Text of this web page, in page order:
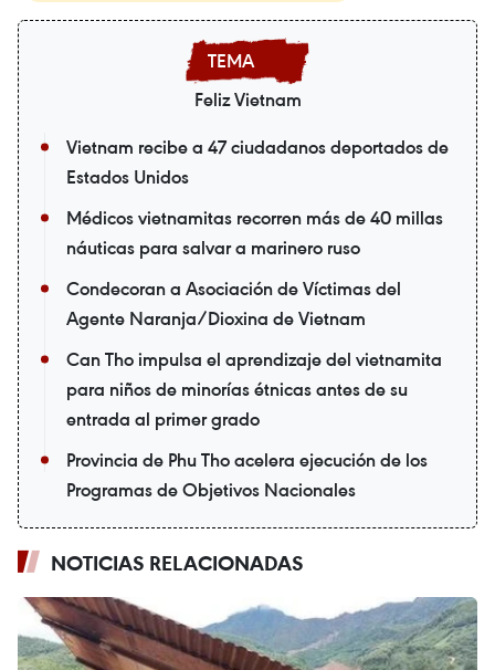
Feliz Vietnam
Vietnam recibe a 47 ciudadanos deportados de
Estados Unidos
Médicos vietnamitas recorren más de 40 millas
náuticas para salvar a marinero ruso
Condecoran a Asociación de Víctimas del
Agente Naranja/Dioxina de Vietnam
Can Tho impulsa el aprendizaje del vietnamita
para niños de minorías étnicas antes de su
entrada al primer grado
Provincia de Phu Tho acelera ejecución de los
Programas de Objetivos Nacionales
NOTICIAS RELACIONADAS